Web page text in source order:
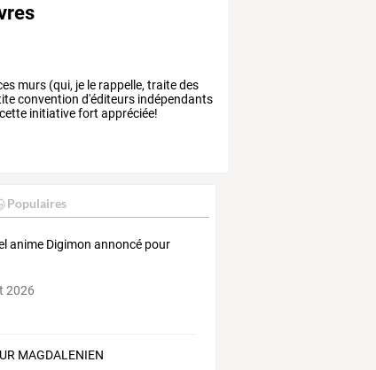
murs (qui, je le rappelle, traitedes
convention d'éditeurs indépendants
cette initiativefort appréciée!
Populaires
anime Digimon annoncé pour
2026
MAGDALENIEN